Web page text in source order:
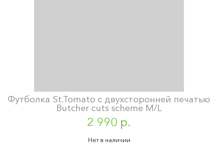
Футболка St.Tomato с двухсторонней печатью
Butcher cuts scheme M/L
2 990 р.
Нет в наличии